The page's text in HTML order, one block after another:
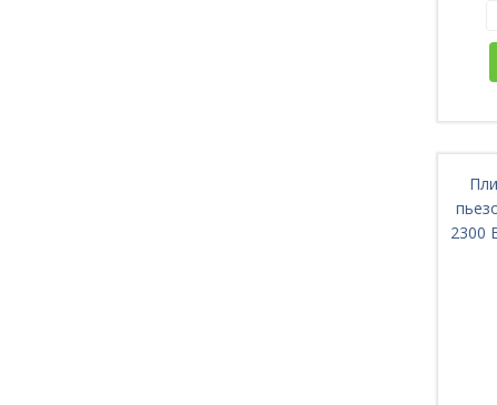
2300